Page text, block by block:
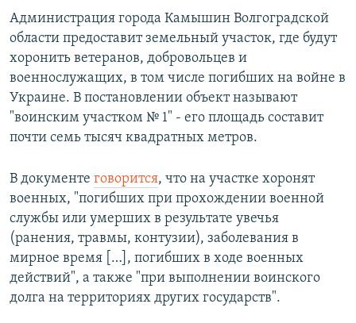
Все сайты РСЕ/РС
Администрация города Камышин Волгоградской
области предоставит земельный участок, где будут
хоронить ветеранов, добровольцев и
военнослужащих, в том числе погибших на войне в
Украине. В постановлении объект называют
"воинским участком № 1" - его площадь составит
почти семь тысяч квадратных метров.
В документе говорится, что на участке хоронят
военных, "погибших при прохождении военной
службы или умерших в результате увечья
(ранения, травмы, контузии), заболевания в
мирное время […], погибших в ходе военных
действий", а также "при выполнении воинского
долга на территориях других государств".